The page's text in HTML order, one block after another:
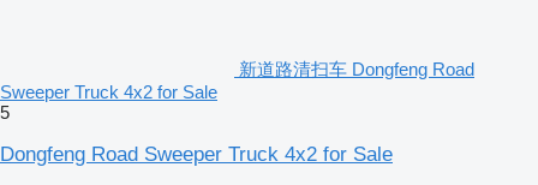
新道路清扫车 Dongfeng Road
Sweeper Truck 4x2 for Sale
5
Dongfeng Road Sweeper Truck 4x2 for Sale